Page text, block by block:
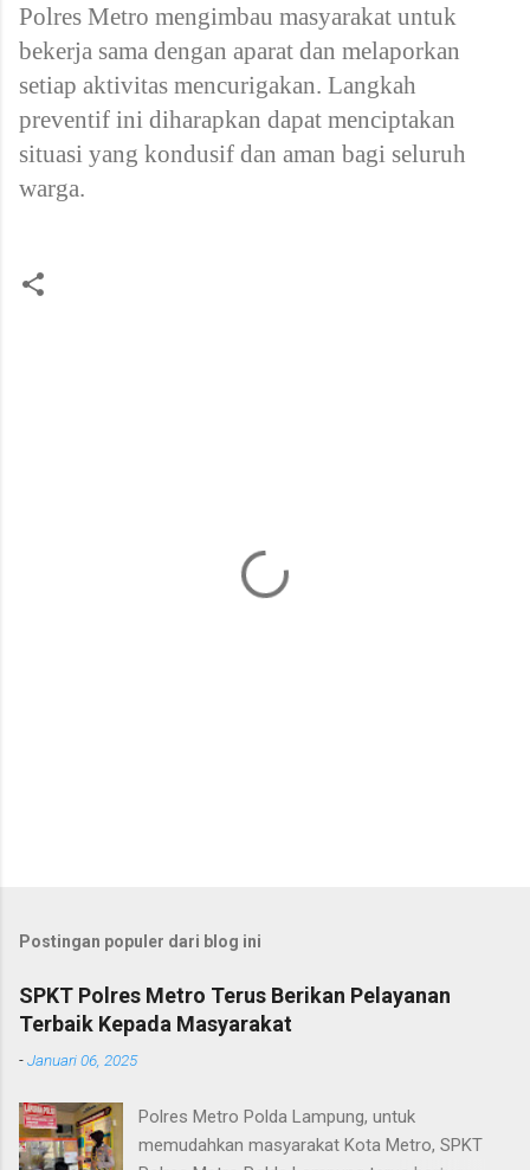
Polres Metro mengimbau masyarakat untuk
bekerja sama dengan aparat dan melaporkan
setiap aktivitas mencurigakan. Langkah
preventif ini diharapkan dapat menciptakan
situasi yang kondusif dan aman bagi seluruh
warga.
Postingan populer dari blog ini
SPKT Polres Metro Terus Berikan Pelayanan
Terbaik Kepada Masyarakat
-Januari 06, 2025
Polres Metro Polda Lampung, untuk
memudahkan masyarakat Kota Metro, SPKT